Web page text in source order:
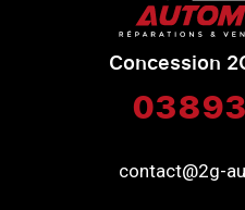
Concession
contact@2g-